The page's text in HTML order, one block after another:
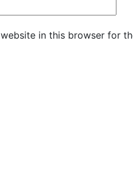
in this browser for